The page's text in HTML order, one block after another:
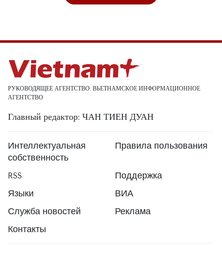
РУКОВОДЯЩЕЕ АГЕНТСТВО: ВЬЕТНАМСКОЕ ИНФОРМАЦИОННОЕ
АГЕНТСТВО
Главный редактор: ЧАН ТИЕН ДУАН
Интеллектуальная
собственность
Правила пользования
RSS
Поддержка
Языки
ВИА
Служба новостей
Реклама
Контакты